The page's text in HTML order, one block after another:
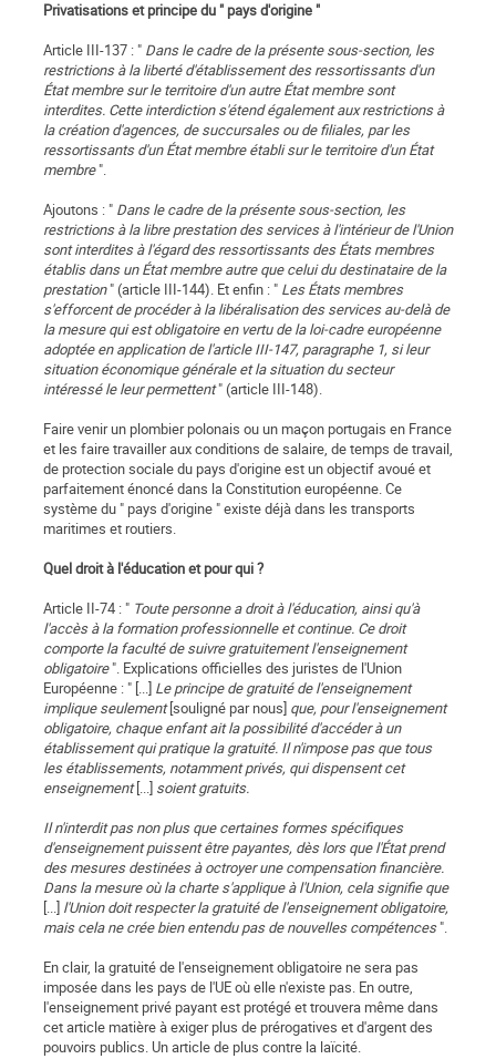
Privatisations et principe du " pays d'origine "
Article III-137 : " Dans le cadre de la présente sous-section, les
restrictions à la liberté d'établissement des ressortissants d'un
État membre sur le territoire d'un autre État membre sont
interdites. Cette interdiction s'étend également aux restrictions à
la création d'agences, de succursales ou de filiales, par les
ressortissants d'un État membre établi sur le territoire d'un État
membre".
Ajoutons : " Dans le cadre de la présente sous-section, les
restrictions à la libre prestation des services à l'intérieur de l'Union
sont interdites à l'égard des ressortissants des États membres
établis dans un État membre autre que celui du destinataire de la
prestation" (article III-144). Et enfin : " Les États membres
s'efforcent de procéder à la libéralisation des services au-delà de
la mesure qui est obligatoire en vertu de la loi-cadre européenne
adoptée en application de l'article III-147, paragraphe 1, si leur
situation économique générale et la situation du secteur
intéressé le leur permettent" (article III-148).
Faire venir un plombier polonais ou un maçon portugais en France
et les faire travailler aux conditions de salaire, de temps de travail,
de protection sociale du pays d'origine est un objectif avoué et
parfaitement énoncé dans la Constitution européenne. Ce
système du " pays d'origine " existe déjà dans les transports
maritimes et routiers.
Quel droit à l'éducation et pour qui ?
Article II-74 : " Toute personne a droit à l'éducation, ainsi qu'à
l'accès à la formation professionnelle et continue. Ce droit
comporte la faculté de suivre gratuitement l'enseignement
obligatoire". Explications officielles des juristes de l'Union
Européenne : " [...] Le principe de gratuité de l'enseignement
implique seulement[souligné par nous] que, pour l'enseignement
obligatoire, chaque enfant ait la possibilité d'accéder à un
établissement qui pratique la gratuité. Il n'impose pas que tous
les établissements, notamment privés, qui dispensent cet
enseignement[...] soient gratuits.
Il n'interdit pas non plus que certaines formes spécifiques
d'enseignement puissent être payantes, dès lors que l'État prend
des mesures destinées à octroyer une compensation financière.
Dans la mesure où la charte s'applique à l'Union, cela signifie que
[...] l'Union doit respecter la gratuité de l'enseignement obligatoire,
mais cela ne crée bien entendu pas de nouvelles compétences".
En clair, la gratuité de l'enseignement obligatoire ne sera pas
imposée dans les pays de l'UE où elle n'existe pas. En outre,
l'enseignement privé payant est protégé et trouvera même dans
cet article matière à exiger plus de prérogatives et d'argent des
pouvoirs publics. Un article de plus contre la laïcité.